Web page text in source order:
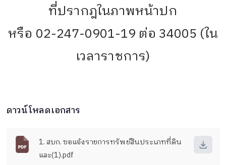
ที่ปรากฎในภาพหน้าปก
หรือ 02-247-0901-19 ต่อ 34005 (ใน
เวลาราชการ)
ดาวน์โหลดเอกสาร
1. สบก. ขอแจ้งรายการทรัพย์สินประเภทที่ดิน
และ(1).pdf